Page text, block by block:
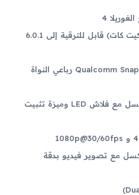
4
نظام تشغيل أندرويد 4.4.4 (كيت كات) قابل للترقية إلى 6.0.1
معالج Qualcomm Snapdragon 805 (28 nm) رباعي النواة
كاميرا خلفية بدقة 16 ميجابكسل مع فلاش LED وميزة تثبيت
بدقة 3.7 ميجابكسل مع تصوير فيديو بدقة